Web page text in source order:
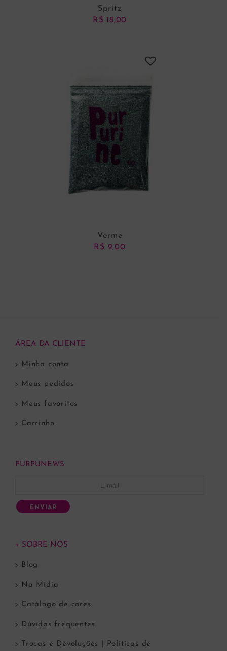
Spritz
R$ 18,00
Verme
R$ 9,00
ÁREA DA CLIENTE
Minha conta
Meus pedidos
Meus favoritos
Carrinho
PURPUNEWS
ENVIAR
+ SOBRE NÓS
Blog
Na Mídia
Catálogo de cores
Dúvidas frequentes
Trocas e Devoluções | Políticas de